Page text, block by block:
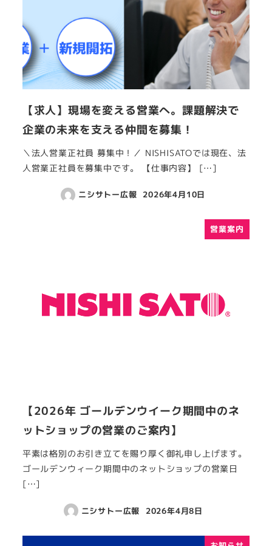
【求人】現場を変える営業へ。課題解決で
企業の未来を支える仲間を募集！
＼法人営業正社員 募集中！／ NISHISATOでは現在、法
人営業正社員を募集中です。 【仕事内容】 […]
ニシサトー広報 2026年4月10日
営業案内
【2026年 ゴールデンウイーク期間中のネ
ットショップの営業のご案内】
平素は格別のお引き立てを賜り厚く御礼申し上げます。
ゴールデンウィーク期間中のネットショップの営業日
[…]
ニシサトー広報 2026年4月8日